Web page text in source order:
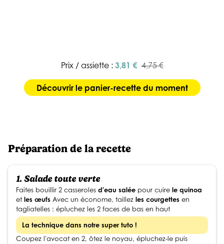
Prix / assiette : 3,81 € 4,75 €
Découvrir le panier-recette du moment
Préparation de la recette
1.Salade toute verte
Faites bouillir 2 casseroles d'eau salée pour cuire le quinoa
et les œufs Avec un économe, taillez les courgettes en
tagliatelles : épluchez les 2 faces de bas en haut
La technique dans notre super tuto !
Coupez l'avocat en 2, ôtez le noyau, épluchez-le puis